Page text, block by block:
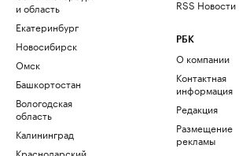
и область
Екатеринбург
Новосибирск
Омск
Башкортостан
Вологодская
область
Калининград
Краснодарский
RSS Новости
РБК
О компании
Контактная
информация
Редакция
Размещение
рекламы